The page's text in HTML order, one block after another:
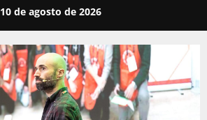
10 de agosto de 2026